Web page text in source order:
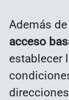
Además
acceso
establecer